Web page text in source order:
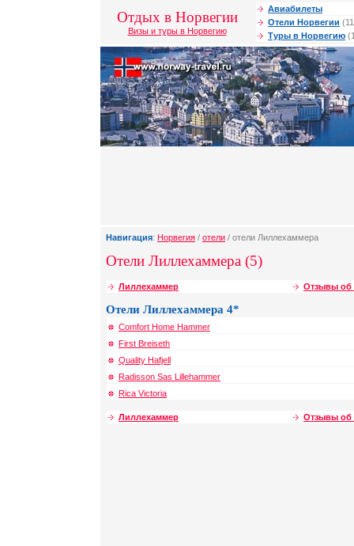
Отдых в Норвегии
Визы и туры в Норвегию
Авиабилеты
Отели Норвегии
Туры в Норвегию
Навигация: Норвегия / отели / отели Лиллехаммера
Отели Лиллехаммера (5)
Лиллехаммер Отзывы об
Отели Лиллехаммера 4*
Comfort Home Hammer
First Breiseth
Quality Hafjell
Radisson Sas Lillehammer
Rica Victoria
Лиллехаммер Отзывы об